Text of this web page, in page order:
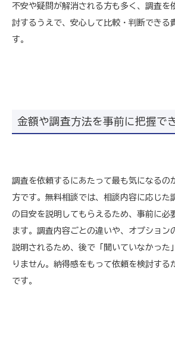
不安や疑問が解消される方も多く、調査を
討するうえで、安心して比較・判断できる
す。
金額や調査方法を事前に把握で
調査を依頼するにあたって最も気になるの
方です。無料相談では、相談内容に応じた
の目安を説明してもらえるため、事前に必
ます。調査内容ごとの違いや、オプション
説明されるため、後で「聞いていなかった
りません。納得感をもって依頼を検討する
です。